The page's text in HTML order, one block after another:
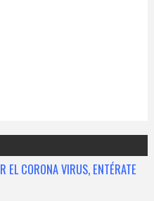
EL CORONA VIRUS, ENTÉRATE